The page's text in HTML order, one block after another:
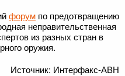
форум по предотвращению
неправительственная
из разных стран в
оружия.
Источник: Интерфакс-АВН